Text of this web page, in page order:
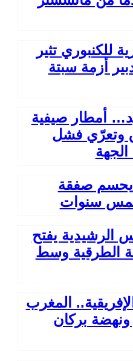
للكنبوري تثير
أزمة سبتة
أمطار صيفية
وتعرّي فشل
يحسم صفقة
سنوات
الرشيدية يفتح
الطرقية وسط
المغرب
ونهضة بركان